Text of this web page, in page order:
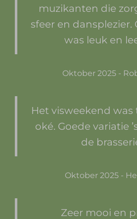
muzikanten die
sfeer en dansplezier.
was leuk en
Oktober 2025 -
Het visweekend
oké. Goede variatie
de
Oktober 2025 -
Zeer mooi en